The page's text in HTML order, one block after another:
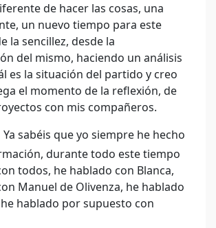
de hacer las cosas, una
un nuevo tiempo para este
la sencillez, desde la
del mismo, haciendo un análisis
es la situación del partido y creo
el momento de la reflexión, de
con mis compañeros.
Ya sabéis que yo siempre he hecho
durante todo este tiempo
todos, he hablado con Blanca,
Manuel de Olivenza, he hablado
hablado por supuesto con